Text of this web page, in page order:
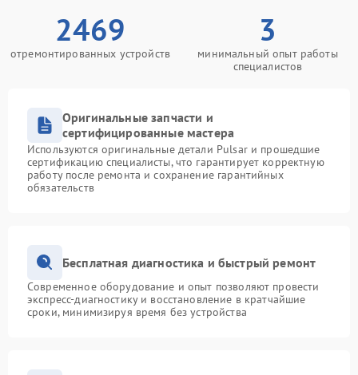
2469
отремонтированных устройств
3
минимальный опыт работы
специалистов
Оригинальные запчасти и
сертифицированные мастера
Используются оригинальные детали Pulsar и прошедшие
сертификацию специалисты, что гарантирует корректную
работу после ремонта и сохранение гарантийных
обязательств
Бесплатная диагностика и быстрый ремонт
Современное оборудование и опыт позволяют провести
экспресс-диагностику и восстановление в кратчайшие
сроки, минимизируя время без устройства